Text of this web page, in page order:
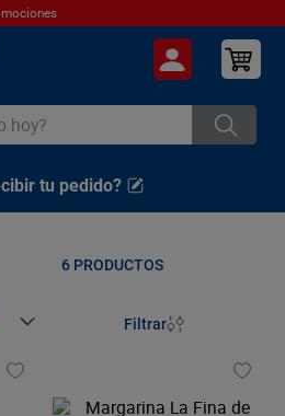
tu pedido?
6 PRODUCTOS
Filtrar